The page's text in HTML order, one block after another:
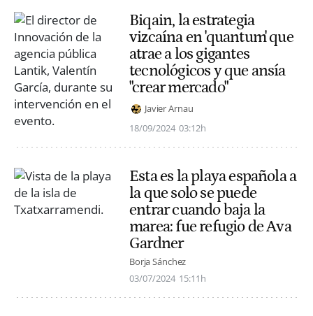
Biqain, la estrategia
vizcaína en 'quantum' que
atrae a los gigantes
tecnológicos y que ansía
"crear mercado"
Javier Arnau
18/09/2024 03:12h
Esta es la playa española a
la que solo se puede
entrar cuando baja la
marea: fue refugio de Ava
Gardner
Borja Sánchez
03/07/2024 15:11h